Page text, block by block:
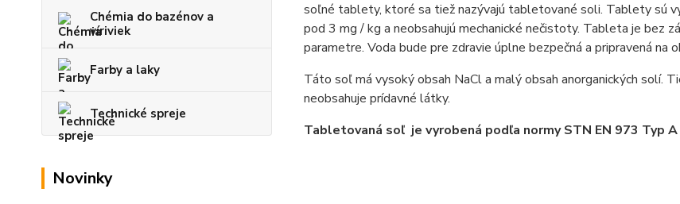
Chémia do bazénov a
víriviek
Farby a laky
Technické spreje
Novinky
soľné tablety, ktoré sa tiež nazývajú tabletované soli. Tablety sú
pod 3 mg / kg a neobsahujú mechanické nečistoty. Tableta je bez
parametre. Voda bude pre zdravie úplne bezpečná a pripravená na
Táto soľ má vysoký obsah NaCl a malý obsah anorganických solí.
neobsahuje prídavné látky.
Tabletovaná soľ je vyrobená podľa normy STN EN 973 Typ